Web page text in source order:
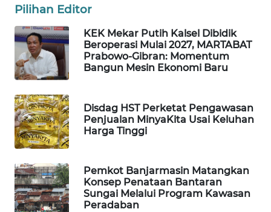
Pilihan Editor
KEK Mekar Putih Kalsel Dibidik
Beroperasi Mulai 2027, MARTABAT
Prabowo-Gibran: Momentum
Bangun Mesin Ekonomi Baru
Disdag HST Perketat Pengawasan
Penjualan MinyaKita Usai Keluhan
Harga Tinggi
Pemkot Banjarmasin Matangkan
Konsep Penataan Bantaran
Sungai Melalui Program Kawasan
Peradaban
WAHANA
WAHANANEWS
ID
WAHANANEWS
CO ID
WAHANANEWS
WAHANA
SPORT